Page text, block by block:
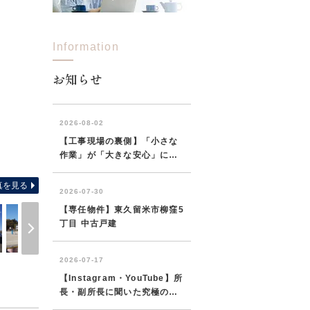
●多彩な買物施設が、徒歩9分以内に揃った利便性に、優
を見る
Information
お知らせ